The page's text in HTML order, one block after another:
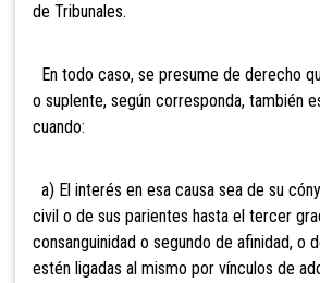
de Tribunales.
En todo caso, se presume de derecho
o suplente, según corresponda, también
cuando:
a) El interés en esa causa sea de su
civil o de sus parientes hasta el tercer
consanguinidad o segundo de afinidad, o
estén ligadas al mismo por vínculos de